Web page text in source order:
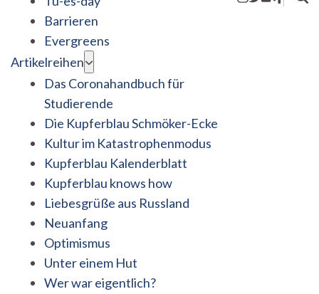
Barrieren
Evergreens
Artikelreihen
Das Coronahandbuch für
Studierende
Die Kupferblau Schmöker-Ecke
Kultur im Katastrophenmodus
Kupferblau Kalenderblatt
Kupferblau knows how
Liebesgrüße aus Russland
Neuanfang
Optimismus
Unter einem Hut
Wer war eigentlich?